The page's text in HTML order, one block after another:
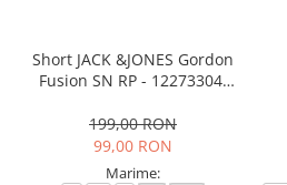
Short JACK &JONES Gordon
Fusion SN RP - 12273304-
199,00 RON
99,00 RON
Marime: